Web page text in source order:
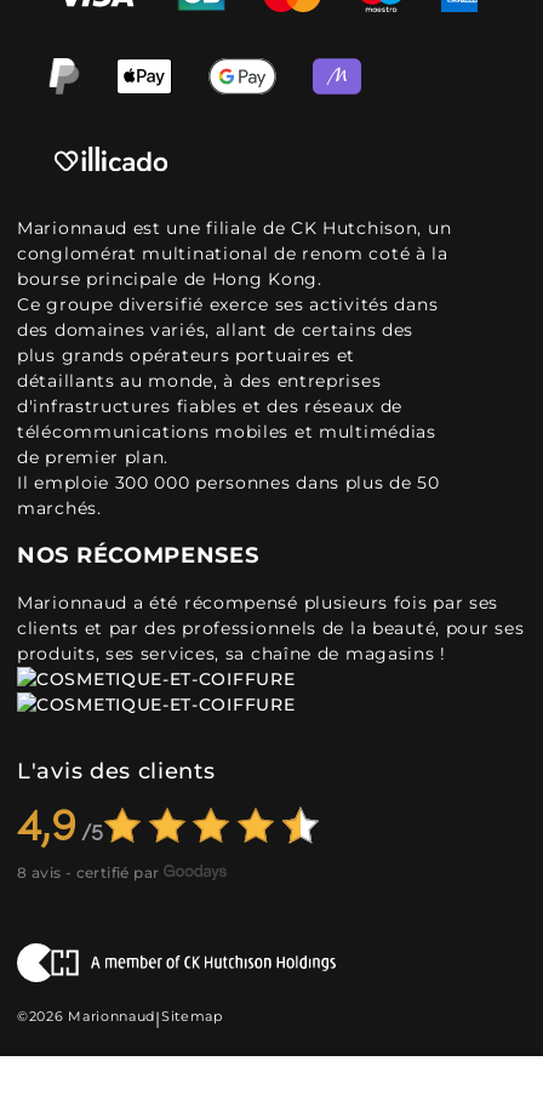
Marionnaud est une filiale de CK Hutchison, un
conglomérat multinational de renom coté à la
bourse principale de Hong Kong.
Ce groupe diversifié exerce ses activités dans
des domaines variés, allant de certains des
plus grands opérateurs portuaires et
détaillants au monde, à des entreprises
d'infrastructures fiables et des réseaux de
télécommunications mobiles et multimédias
de premier plan.
Il emploie 300 000 personnes dans plus de 50
marchés.
NOS RÉCOMPENSES
Marionnaud a été récompensé plusieurs fois par ses
clients et par des professionnels de la beauté, pour ses
produits, ses services, sa chaîne de magasins !
L'avis des clients
4,9
8 avis - certifié par
©2026 Marionnaud|Sitemap